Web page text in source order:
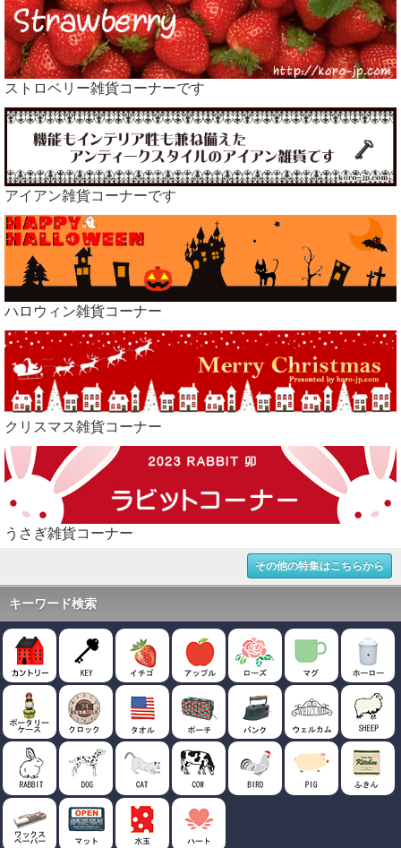
ストロベリー雑貨コーナーです
アイアン雑貨コーナーです
ハロウィン雑貨コーナー
クリスマス雑貨コーナー
うさぎ雑貨コーナー
その他の特集はこちらから
キーワード検索